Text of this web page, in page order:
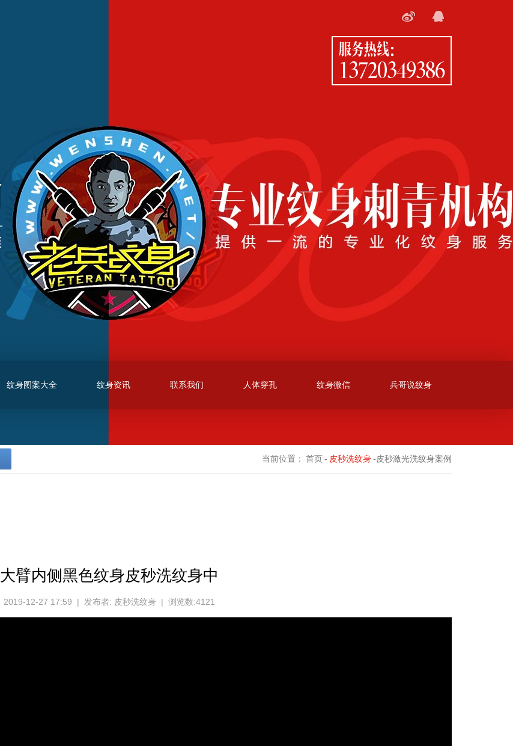
服务热线：
13720349386
纹身图案大全 纹身资讯 联系我们 人体穿孔 纹身微信 兵哥说纹身
当前位置： 首页- 皮秒洗纹身-皮秒激光洗纹身案例
大臂内侧黑色纹身皮秒洗纹身中
2019-12-27 17:59 | 发布者: 皮秒洗纹身 | 浏览数:4121